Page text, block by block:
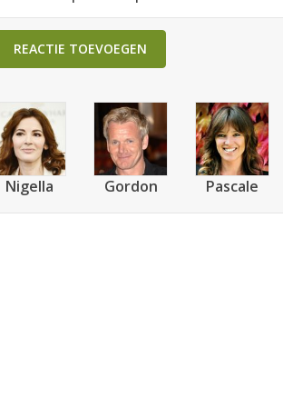
REACTIE TOEVOEGEN
Nigella Gordon Pascale